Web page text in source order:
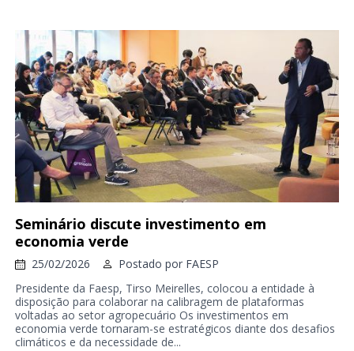
Seminário discute investimento em
economia verde
25/02/2026 Postado por FAESP
Presidente da Faesp, Tirso Meirelles, colocou a entidade à
disposição para colaborar na calibragem de plataformas
voltadas ao setor agropecuário Os investimentos em
economia verde tornaram-se estratégicos diante dos desafios
climáticos e da necessidade de...